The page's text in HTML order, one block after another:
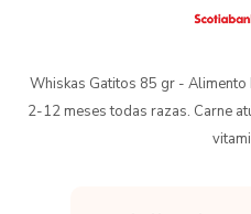
Whiskas Gatitos 85 gr -
2-12 meses todas razas. Carne